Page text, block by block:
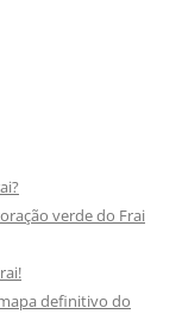
verde do Frai
definitivo do